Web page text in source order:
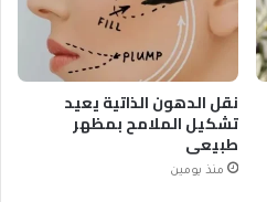
نقل الدهون الذاتية يعيد
تشكيل الملامح بمظهر
طبيعي
منذ يومين